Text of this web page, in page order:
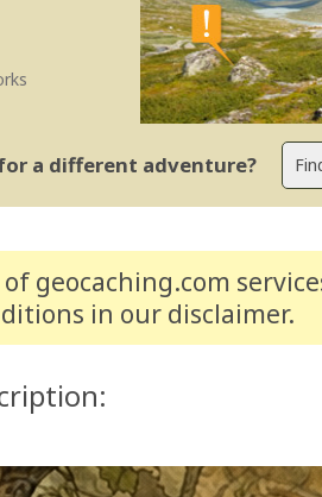
a different adventure?
geocaching.com
in our disclaimer.